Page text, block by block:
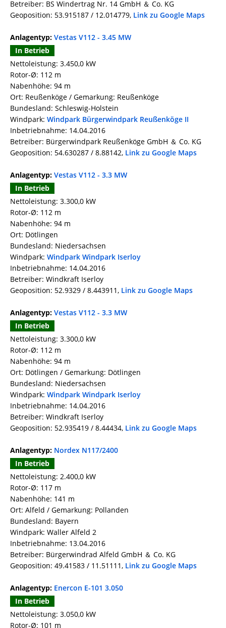
Betreiber: BS Windertrag Nr. 14 GmbH ＆ Co. KG
Geoposition: 53.915187 / 12.014779, Link zu Google Maps
Anlagentyp: Vestas V112 - 3.45 MW
In Betrieb
Nettoleistung: 3.450,0 kW
Rotor-Ø: 112 m
Nabenhöhe: 94 m
Ort: Reußenköge / Gemarkung: Reußenköge
Bundesland: Schleswig-Holstein
Windpark: Windpark Bürgerwindpark Reußenköge II
Inbetriebnahme: 14.04.2016
Betreiber: Bürgerwindpark Reußenköge GmbH ＆ Co. KG
Geoposition: 54.630287 / 8.88142, Link zu Google Maps
Anlagentyp: Vestas V112 - 3.3 MW
In Betrieb
Nettoleistung: 3.300,0 kW
Rotor-Ø: 112 m
Nabenhöhe: 94 m
Ort: Dötlingen
Bundesland: Niedersachsen
Windpark: Windpark Windpark Iserloy
Inbetriebnahme: 14.04.2016
Betreiber: Windkraft Iserloy
Geoposition: 52.9329 / 8.443911, Link zu Google Maps
Anlagentyp: Vestas V112 - 3.3 MW
In Betrieb
Nettoleistung: 3.300,0 kW
Rotor-Ø: 112 m
Nabenhöhe: 94 m
Ort: Dötlingen / Gemarkung: Dötlingen
Bundesland: Niedersachsen
Windpark: Windpark Windpark Iserloy
Inbetriebnahme: 14.04.2016
Betreiber: Windkraft Iserloy
Geoposition: 52.935419 / 8.44434, Link zu Google Maps
Anlagentyp: Nordex N117/2400
In Betrieb
Nettoleistung: 2.400,0 kW
Rotor-Ø: 117 m
Nabenhöhe: 141 m
Ort: Alfeld / Gemarkung: Pollanden
Bundesland: Bayern
Windpark: Waller Alfeld 2
Inbetriebnahme: 13.04.2016
Betreiber: Bürgerwindrad Alfeld GmbH ＆ Co. KG
Geoposition: 49.41583 / 11.51111, Link zu Google Maps
Anlagentyp: Enercon E-101 3.050
In Betrieb
Nettoleistung: 3.050,0 kW
Rotor-Ø: 101 m